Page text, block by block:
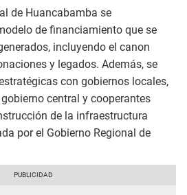
de Huancabamba se
de financiamiento que se
incluyendo el canon
y legados. Además, se
con gobiernos locales,
central y cooperantes
de la infraestructura
por el Gobierno Regional de